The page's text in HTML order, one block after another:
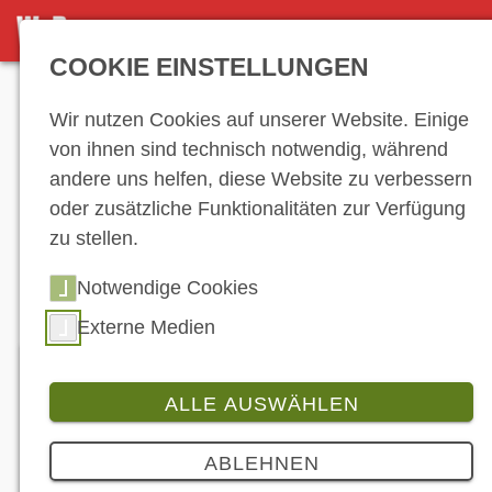
DETAILANSICHT
Hersteller-
Verzeichnis
ABM Fahrzeugtechnik GmbH
COOKIE EINSTELLUNGEN
Wir nutzen Cookies auf unserer Website. Einige
von ihnen sind technisch notwendig, während
andere uns helfen, diese Website zu verbessern
oder zusätzliche Funktionalitäten zur Verfügung
zu stellen.
Notwendige Cookies
Externe Medien
ALLE AUSWÄHLEN
ABLEHNEN